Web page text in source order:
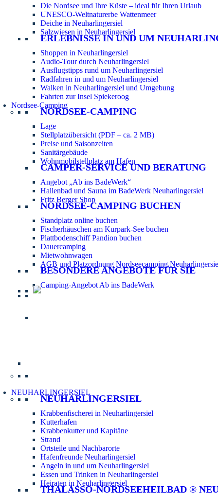
Die Nordsee und Ihre Küste – ideal für Ihren Urlaub
UNESCO-Weltnaturerbe Wattenmeer
Deiche in Neuharlingersiel
Salzwiesen in Neuharlingersiel
ERLEBNISSE IN UND UM
Shoppen in Neuharlingersiel
Audio-Tour durch Neuharlingersiel
Ausflugstipps rund um Neuharlingersiel
Radfahren in und um Neuharlingersiel
Walken in Neuharlingersiel und Umgebung
Fahrten zur Insel Spiekeroog
Nordsee-Camping
NORDSEE-CAMPING
Lage
Stellplatzübersicht (PDF – ca. 2 MB)
Preise und Saisonzeiten
Sanitärgebäude
Wohnmobilstellplatz am Hafen
CAMPER-SERVICE UND BERATUNG
Angebot „Ab ins BadeWerk“
Hallenbad und Sauna im BadeWerk Neuharlingersiel
Fritz Berger Shop
NORDSEE-CAMPING BUCHEN
Standplatz online buchen
Fischerhäuschen am Kurpark-See buchen
Plattbodenschiff Pandion buchen
Dauercamping
Mietwohnwagen
AGB und Platzordnung Nordseecamping
BESONDERE ANGEBOTE FÜR SIE
Camping-Angebot Ab ins BadeWerk
NEUHARLINGERSIEL
NEUHARLINGERSIEL
Krabbenfischerei in Neuharlingersiel
Kutterhafen
Krabbenkutter und Kapitäne
Strand
Ortsteile und Nachbarorte
Hafenfreunde Neuharlingersiel
Angeln in und um Neuharlingersiel
Essen und Trinken in Neuharlingersiel
Heiraten in Neuharlingersiel
THALASSO-NORDSEEHEILBAD ®